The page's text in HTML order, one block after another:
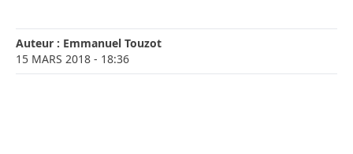
Auteur : Emmanuel Touzot
15 MARS 2018 - 18:36